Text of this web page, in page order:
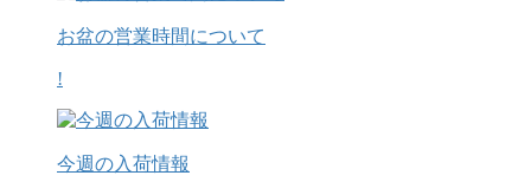
お盆の営業時間について
!
今週の入荷情報